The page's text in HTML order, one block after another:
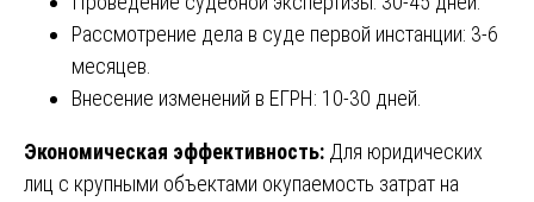
Рассмотрение дела в суде первой инстанции: 3-6
месяцев.
Внесение изменений в ЕГРН: 10-30 дней.
Экономическая эффективность: Для юридических
лиц с крупными объектами окупаемость затрат на